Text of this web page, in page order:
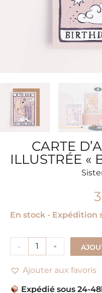
CARTE
ILLUSTRÉE «
En stock - Expédition
- +
Ajouter aux favoris
Expédié sous 24-